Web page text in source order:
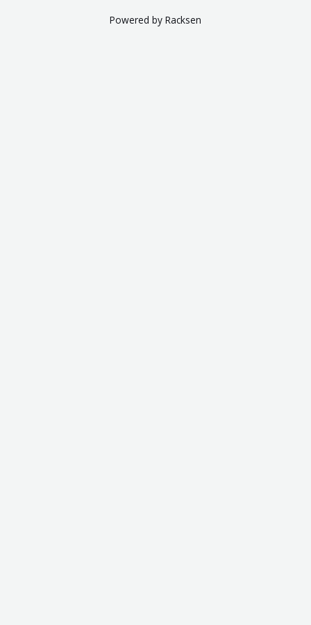
Powered by Racksen